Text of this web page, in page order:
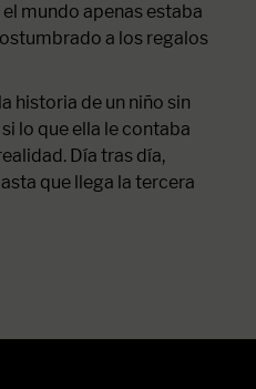
mundo apenas estaba
a los regalos
historia de un niño sin
lo que ella le contaba
Día tras día,
que llega la tercera